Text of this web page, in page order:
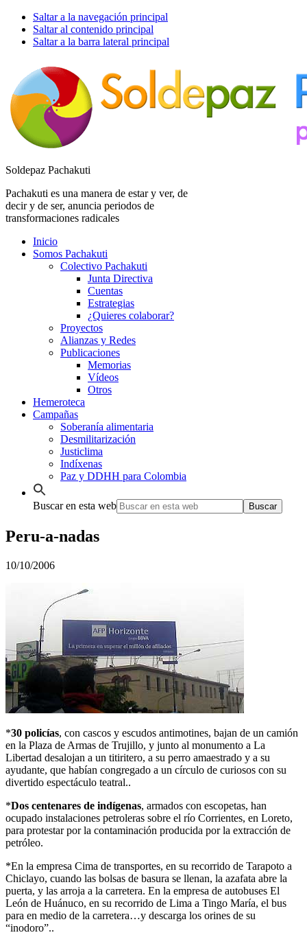
Saltar a la navegación principal
Saltar al contenido principal
Saltar a la barra lateral principal
Soldepaz Pachakuti
Pachakuti es una manera de estar y ver, de
decir y de ser, anuncia periodos de
transformaciones radicales
Inicio
Somos Pachakuti
Colectivo Pachakuti
Junta Directiva
Cuentas
Estrategias
¿Quieres colaborar?
Proyectos
Alianzas y Redes
Publicaciones
Memorias
Vídeos
Otros
Hemeroteca
Campañas
Soberanía alimentaria
Desmilitarización
Justiclima
Indíxenas
Paz y DDHH para Colombia
Buscar en esta web
Peru-a-nadas
10/10/2006
*30 policías, con cascos y escudos antimotines, bajan de un camión
en la Plaza de Armas de Trujillo, y junto al monumento a La
Libertad desalojan a un titiritero, a su perro amaestrado y a su
ayudante, que habían congregado a un círculo de curiosos con su
divertido espectáculo teatral..
*Dos centenares de indígenas, armados con escopetas, han
ocupado instalaciones petroleras sobre el río Corrientes, en Loreto,
para protestar por la contaminación producida por la extracción de
petróleo.
*En la empresa Cima de transportes, en su recorrido de Tarapoto a
Chiclayo, cuando las bolsas de basura se llenan, la azafata abre la
puerta, y las arroja a la carretera. En la empresa de autobuses El
León de Huánuco, en su recorrido de Lima a Tingo María, el bus
para en medio de la carretera…y descarga los orines de su
“inodoro”..